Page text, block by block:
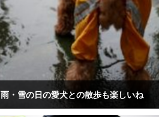
雨・雪の日の愛犬との散歩も楽しいね